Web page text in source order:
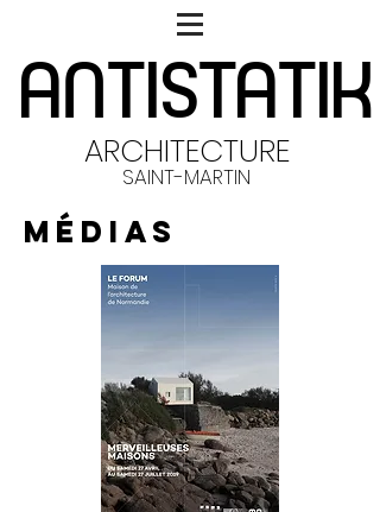
ANTISTATIK
ANTISTATIK
ARCHITECTURE
SAINT-MARTIN
MÉDIAS